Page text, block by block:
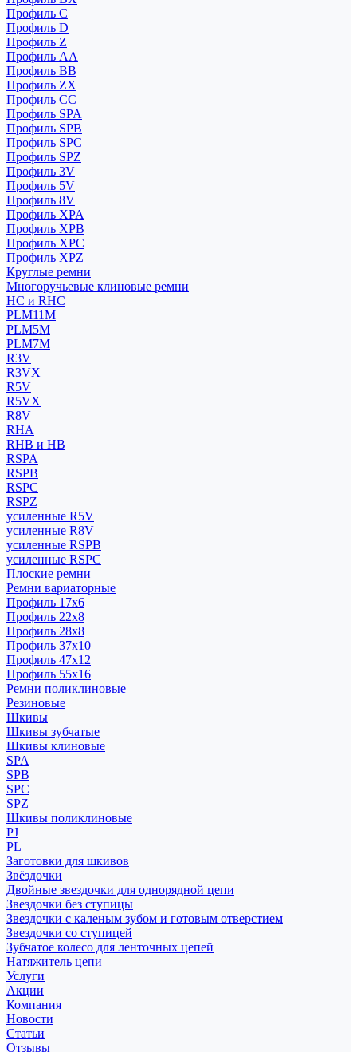
Профиль C
Профиль D
Профиль Z
Профиль АА
Профиль BB
Профиль ZX
Профиль CC
Профиль SPA
Профиль SPB
Профиль SPC
Профиль SPZ
Профиль 3V
Профиль 5V
Профиль 8V
Профиль XPA
Профиль XPB
Профиль XPC
Профиль XPZ
Круглые ремни
Многоручьевые клиновые ремни
HC и RHC
PLM11M
PLM5M
PLM7M
R3V
R3VX
R5V
R5VX
R8V
RHA
RHB и HB
RSPA
RSPB
RSPC
RSPZ
усиленные R5V
усиленные R8V
усиленные RSPB
усиленные RSPC
Плоские ремни
Ремни вариаторные
Профиль 17x6
Профиль 22x8
Профиль 28x8
Профиль 37x10
Профиль 47x12
Профиль 55x16
Ремни поликлиновые
Резиновые
Шкивы
Шкивы зубчатые
Шкивы клиновые
SPA
SPB
SPC
SPZ
Шкивы поликлиновые
PJ
PL
Заготовки для шкивов
Звёздочки
Двойные звездочки для однорядной цепи
Звездочки без ступицы
Звездочки с каленым зубом и готовым отверстием
Звездочки со ступицей
Зубчатое колесо для ленточных цепей
Натяжитель цепи
Услуги
Акции
Компания
Новости
Статьи
Отзывы